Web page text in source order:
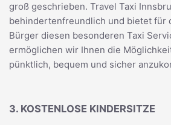
groß geschrieben. Travel Taxi
behindertenfreundlich und bietet für
Bürger diesen besonderen Taxi
ermöglichen wir Ihnen die
pünktlich, bequem und sicher
3. KOSTENLOSE KINDERSITZE